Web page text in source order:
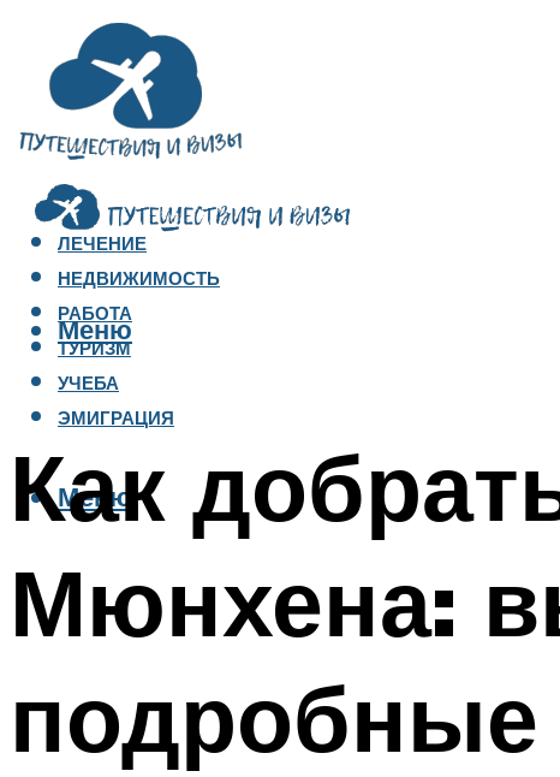
ЛЕЧЕНИЕ
НЕДВИЖИМОСТЬ
РАБОТА
ТУРИЗМ
УЧЕБА
ЭМИГРАЦИЯ
Меню
Меню
Как
Мюнхена:
подробные